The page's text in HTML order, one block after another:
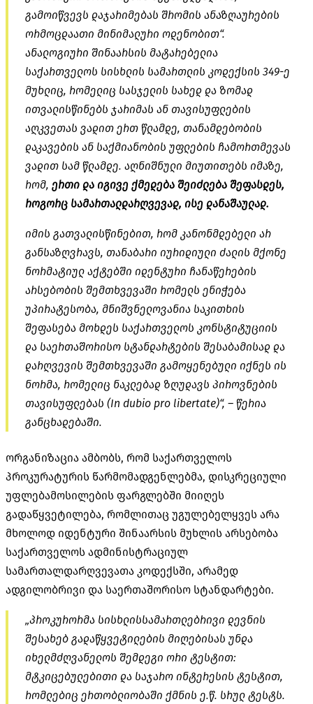
გამოიწვევს დაჯარიმებას შრომის ანაზღაურების
ორმოცდაათი მინიმალური ოდენობით“.
ანალოგიური შინაარსის მატარებელია
საქართველოს სისხლის სამართლის კოდექსის 349-ე
მუხლიც, რომელიც სასჯელის სახედ და ზომად
ითვალისწინებს ჯარიმას ან თავისუფლების
აღკვეთას ვადით ერთ წლამდე, თანამდებობის
დაკავების ან საქმიანობის უფლების ჩამორთმევას
ვადით სამ წლამდე. აღნიშნული მიუთითებს იმაზე,
რომ, ერთი და იგივე ქმედება შეიძლება შეფასდეს,
როგორც სამართალდარღვევად, ისე დანაშაულად.
იმის გათვალისწინებით, რომ კანონმდებელი არ
განსაზღვრავს, თანაბარი იურიდიული ძალის მქონე
ნორმატიულ აქტებში იდენტური ჩანაწერების
არსებობის შემთხვევაში რომელს ენიჭება
უპირატესობა, მნიშვნელოვანია საკითხის
შეფასება მოხდეს საქართველოს კონსტიტუციის
და საერთაშორისო სტანდარტების შესაბამისად და
დარღვევის შემთხვევაში გამოყენებული იქნეს ის
ნორმა, რომელიც ნაკლებად ზღუდავს პიროვნების
თავისუფლებას (In dubio pro libertate)“, – წერია
განცხადებაში.
ორგანიზაცია ამბობს, რომ საქართველოს
პროკურატურის წარმომადგენლებმა, დისკრეციული
უფლებამოსილების ფარგლებში მიიღეს
გადაწყვეტილება, რომლითაც უგულებელყვეს არა
მხოლოდ იდენტური შინაარსის მუხლის არსებობა
საქართველოს ადმინისტრაციულ
სამართალდარღვევათა კოდექსში, არამედ
ადგილობრივი და საერთაშორისო სტანდარტები.
„პროკურორმა სისხლისსამართლებრივი დევნის
შესახებ გადაწყვეტილების მიღებისას უნდა
იხელმძღვანელოს შემდეგი ორი ტესტით:
მტკიცებულებითი და საჯარო ინტერესის ტესტით,
რომლებიც ერთობლიობაში ქმნის ე.წ. სრულ ტესტს.